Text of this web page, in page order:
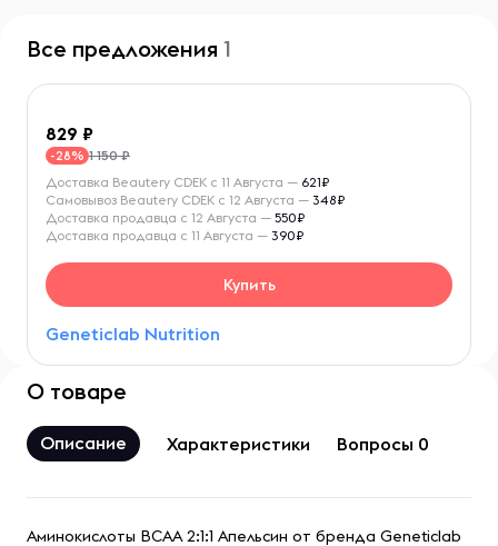
Все предложения 1
829
-28% 1 150 ₽
Geneticlab Nutrition
Доставка Beautery CDEK с 11 Августа — 621₽
Самовывоз Beautery CDEK с 12 Августа — 348₽
Доставка продавца с 12 Августа — 550₽
Доставка продавца с 11 Августа — 390₽
Купить
О товаре
Описание Характеристики Вопросы 0
Аминокислоты BCAA 2:1:1 Апельсин от бренда Geneticlab